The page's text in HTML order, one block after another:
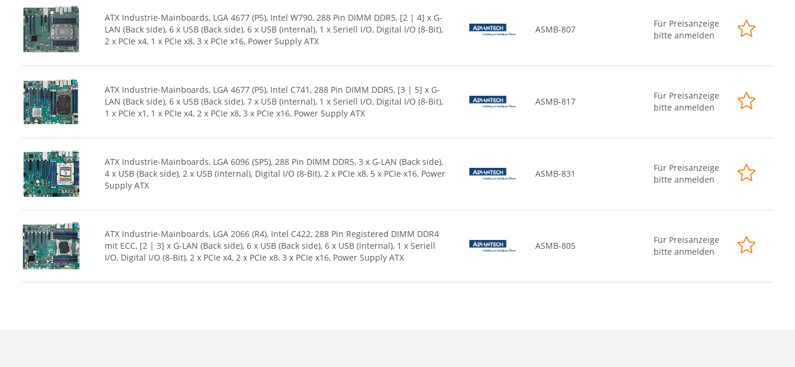
ATX Industrie-Mainboards, LGA 4677 (P5), Intel W790, 288 Pin DIMM DDR5, [2 | 4] x G-
LAN (Back side), 6 x USB (Back side), 6 x USB (internal), 1 x Seriell I/O, Digital I/O (8-Bit),
2 x PCIe x4, 1 x PCIe x8, 3 x PCIe x16, Power Supply ATX
ASMB-807
Für Preisanzeige
bitte anmelden
ATX Industrie-Mainboards, LGA 4677 (P5), Intel C741, 288 Pin DIMM DDR5, [3 | 5] x G-
LAN (Back side), 6 x USB (Back side), 7 x USB (internal), 1 x Seriell I/O, Digital I/O (8-Bit),
1 x PCIe x1, 1 x PCIe x4, 2 x PCIe x8, 3 x PCIe x16, Power Supply ATX
ASMB-817
Für Preisanzeige
bitte anmelden
ATX Industrie-Mainboards, LGA 6096 (SP5), 288 Pin DIMM DDR5, 3 x G-LAN (Back side),
4 x USB (Back side), 2 x USB (internal), Digital I/O (8-Bit), 2 x PCIe x8, 5 x PCIe x16, Power
Supply ATX
ASMB-831
Für Preisanzeige
bitte anmelden
ATX Industrie-Mainboards, LGA 2066 (R4), Intel C422, 288 Pin Registered DIMM DDR4
mit ECC, [2 | 3] x G-LAN (Back side), 6 x USB (Back side), 6 x USB (internal), 1 x Seriell
I/O, Digital I/O (8-Bit), 2 x PCIe x4, 2 x PCIe x8, 3 x PCIe x16, Power Supply ATX
ASMB-805
Für Preisanzeige
bitte anmelden